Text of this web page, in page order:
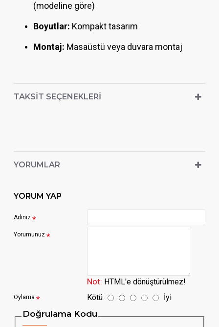
(modeline göre)
Boyutlar: Kompakt tasarım
Montaj: Masaüstü veya duvara montaj
TAKSIT SEÇENEKLERI
YORUMLAR
YORUM YAP
Adınız
Yorumunuz
Not: HTML'e dönüştürülmez!
Oylama Kötü İyi
Doğrulama Kodu